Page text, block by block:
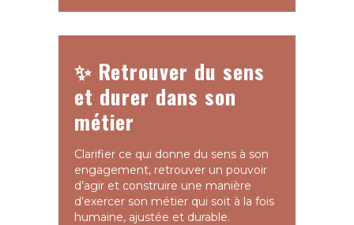
✨ Retrouver du sens
et durer dans son
métier
Clarifier ce qui donne du sens à son
engagement, retrouver un pouvoir
d’agir et construire une manière
d’exercer son métier qui soit à la fois
humaine, ajustée et durable.